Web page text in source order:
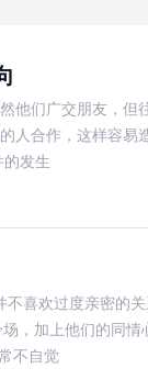
他们广交朋友，但
人合作，这样容易
发生
喜欢过度亲密的
，加上他们的同情
不自觉